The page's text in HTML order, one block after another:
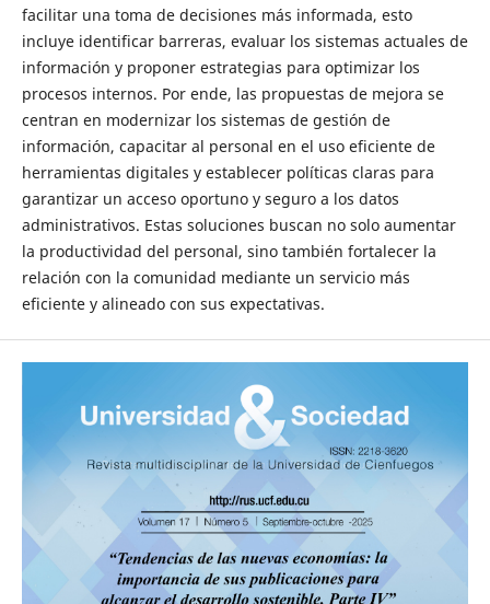
facilitar una toma de decisiones más informada, esto
incluye identificar barreras, evaluar los sistemas actuales de
información y proponer estrategias para optimizar los
procesos internos. Por ende, las propuestas de mejora se
centran en modernizar los sistemas de gestión de
información, capacitar al personal en el uso eficiente de
herramientas digitales y establecer políticas claras para
garantizar un acceso oportuno y seguro a los datos
administrativos. Estas soluciones buscan no solo aumentar
la productividad del personal, sino también fortalecer la
relación con la comunidad mediante un servicio más
eficiente y alineado con sus expectativas.